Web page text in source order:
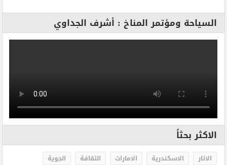
السياحة ومؤتمر المناخ : أشرف الجداوي
الاكثر بحثاً
الاثار الاسكندرية الامارات الثقافة
الجوية